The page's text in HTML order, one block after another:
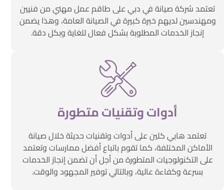
تعتمد شركة صيانة في دبي على طاقم عمل مهني من فنيين
ومهندسين لديهم خبرة كبيرة في الصيانة العامة، وهذا يضمن
إنجاز الخدمات المطلوبة بشكل فعال للغاية وبكل دقة.
أدوات وتقنيات متطورة
تعتمد هابي كلين على أدوات وتقنيات حديثة خلال صيانة
الأماكن المختلفة، كما تقوم باتباع أفضل ممارسات وتعتمد
على التكنولوجيات المتطورة من أجل أن تضمن إنجاز الخدمات
بسرعة وكفاءة عالية، وبالتالي توفير المجهود والوقت.